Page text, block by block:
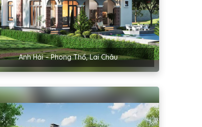
Anh Hải – Phong Thổ, Lai Châu